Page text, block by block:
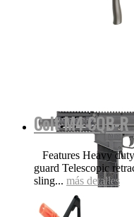
VIDEO Funciones
aluminio ligero de
Colt M4 CQB-
Features Heavy
guard Telescopic
sling... más detalles